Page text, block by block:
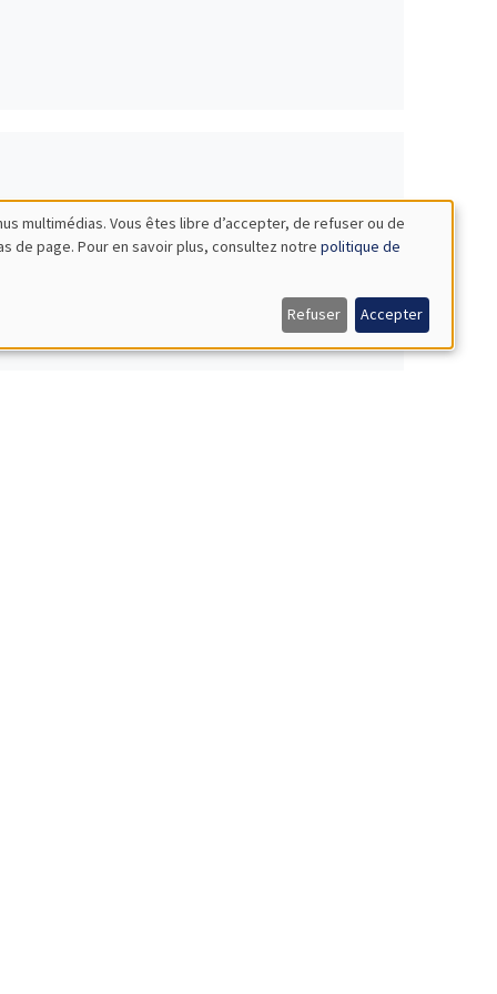
multimédias. Vous êtes libre d’accepter, de refuser ou de
de page. Pour en savoir plus, consultez notre politique de
Refuser Accepter